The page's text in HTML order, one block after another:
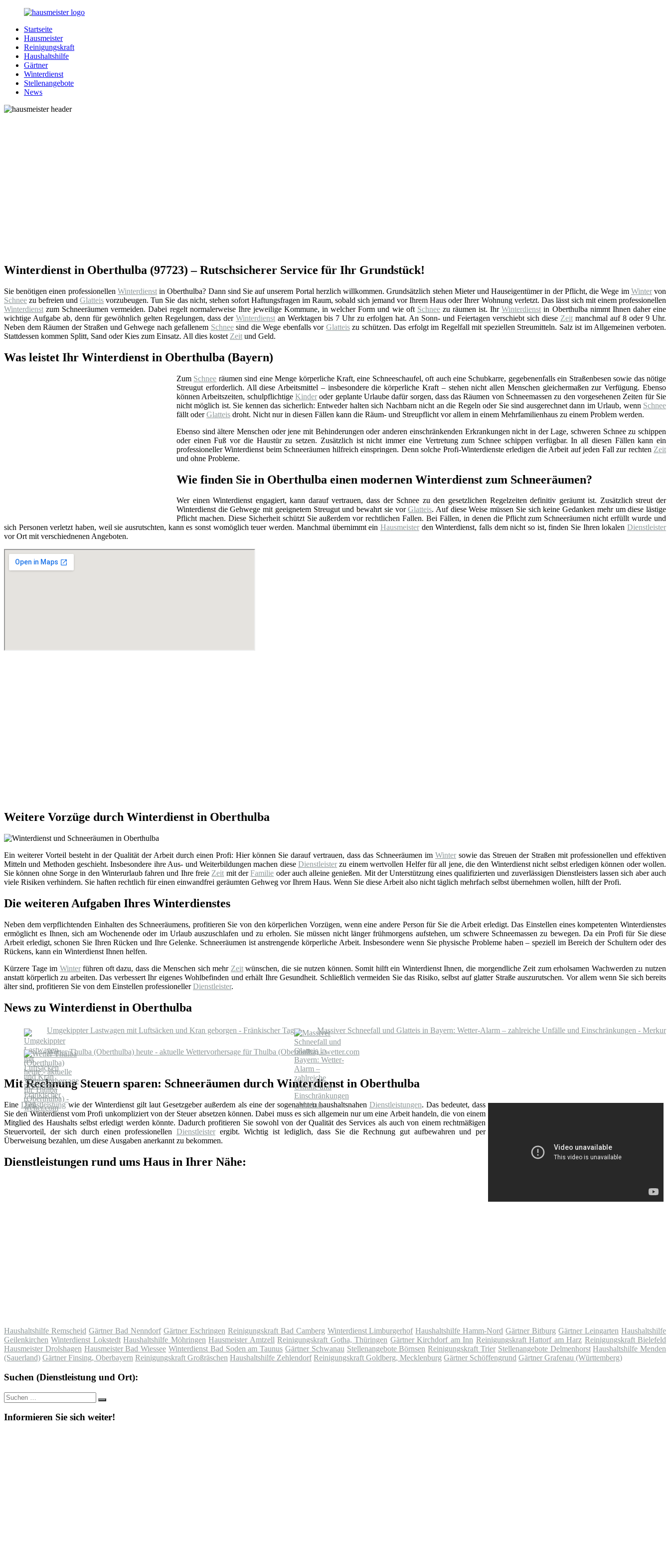
Zurück
Inhalt
Hausmeister.de
Alles
rund
Ihren
Haushalt
Startseite
Hausmeister
Reinigungskraft
Haushaltshilfe
Gärtner
Winterdienst
Stellenangebote
News
Winterdienst in Oberthulba (97723) – Rutschsicherer Service für Ihr Grundstück!
Sie benötigen einen professionellen Winterdienstin Oberthulba? Dann sind Sie auf unserem Portal herzlich willkommen. Grundsätzlich stehen Mieter und Hauseigentümer in der Pflicht, die Wege im Wintervon
Schnee zu befreien undGlatteis vorzubeugen. Tun Sie das nicht, stehen sofort Haftungsfragen im Raum, sobald sich jemand vor Ihrem Haus oder Ihrer Wohnung verletzt. Das lässt sich mit einem professionellen
Winterdienst zum Schneeräumen vermeiden. Dabei regelt normalerweise Ihre jeweilige Kommune, in welcher Form und wie oft Schneezu räumen ist. IhrWinterdienst in Oberthulba nimmt Ihnen daher eine
wichtige Aufgabe ab, denn für gewöhnlich gelten Regelungen, dass der Winterdienst an Werktagen bis 7 Uhr zu erfolgen hat. An Sonn- und Feiertagen verschiebt sich diese Zeit manchmal auf 8 oder 9 Uhr.
Neben dem Räumen der Straßen und Gehwege nach gefallenem Schneesind die Wege ebenfalls vor Glatteiszu schützen. Das erfolgt im Regelfall mit speziellen Streumitteln. Salz ist im Allgemeinen verboten.
Stattdessen kommen Splitt, Sand oder Kies zum Einsatz. All dies kostet Zeit und Geld.
Was leistet Ihr Winterdienst in Oberthulba (Bayern)
Zum Schnee räumen sind eine Menge körperliche Kraft, eine Schneeschaufel, oft auch eine Schubkarre, gegebenenfalls ein Straßenbesen sowie das nötige
Streugut erforderlich. All diese Arbeitsmittel – insbesondere die körperliche Kraft – stehen nicht allen Menschen gleichermaßen zur Verfügung. Ebenso
können Arbeitszeiten, schulpflichtige Kinderoder geplante Urlaube dafür sorgen, dass das Räumen von Schneemassen zu den vorgesehenen Zeiten für Sie
nicht möglich ist. Sie kennen das sicherlich: Entweder halten sich Nachbarn nicht an die Regeln oder Sie sind ausgerechnet dann im Urlaub, wenn Schnee
fällt oderGlatteis droht. Nicht nur in diesen Fällen kann die Räum- und Streupflicht vor allem in einem Mehrfamilienhaus zu einem Problem werden.
Ebenso sind ältere Menschen oder jene mit Behinderungen oder anderen einschränkenden Erkrankungen nicht in der Lage, schweren Schnee zu schippen
oder einen Fuß vor die Haustür zu setzen. Zusätzlich ist nicht immer eine Vertretung zum Schnee schippen verfügbar. In all diesen Fällen kann ein
professioneller Winterdienst beim Schneeräumen hilfreich einspringen. Denn solche Profi-Winterdienste erledigen die Arbeit auf jeden Fall zur rechten Zeit
und ohne Probleme.
Wie finden Sie in Oberthulba einen modernen Winterdienst zum Schneeräumen?
Wer einen Winterdienst engagiert, kann darauf vertrauen, dass der Schnee zu den gesetzlichen Regelzeiten definitiv geräumt ist. Zusätzlich streut der
Winterdienst die Gehwege mit geeignetem Streugut und bewahrt sie vorGlatteis. Auf diese Weise müssen Sie sich keine Gedanken mehr um diese lästige
Pflicht machen. Diese Sicherheit schützt Sie außerdem vor rechtlichen Fallen. Bei Fällen, in denen die Pflicht zum Schneeräumen nicht erfüllt wurde und
sich Personen verletzt haben, weil sie ausrutschten, kann es sonst womöglich teuer werden. Manchmal übernimmt ein Hausmeisterden Winterdienst, falls dem nicht so ist, finden Sie Ihren lokalenDienstleister
vor Ort mit verschiednenen Angeboten.
Weitere Vorzüge durch Winterdienst in Oberthulba
Ein weiterer Vorteil besteht in der Qualität der Arbeit durch einen Profi: Hier können Sie darauf vertrauen, dass das Schneeräumen im Winter sowie das Streuen der Straßen mit professionellen und effektiven
Mitteln und Methoden geschieht. Insbesondere ihre Aus- und Weiterbildungen machen dieseDienstleister zu einem wertvollen Helfer für all jene, die den Winterdienst nicht selbst erledigen können oder wollen.
Sie können ohne Sorge in den Winterurlaub fahren und Ihre freie Zeit mit derFamilie oder auch alleine genießen. Mit der Unterstützung eines qualifizierten und zuverlässigen Dienstleisters lassen sich aber auch
viele Risiken verhindern. Sie haften rechtlich für einen einwandfrei geräumten Gehweg vor Ihrem Haus. Wenn Sie diese Arbeit also nicht täglich mehrfach selbst übernehmen wollen, hilft der Profi.
Die weiteren Aufgaben Ihres Winterdienstes
Neben dem verpflichtenden Einhalten des Schneeräumens, profitieren Sie von den körperlichen Vorzügen, wenn eine andere Person für Sie die Arbeit erledigt. Das Einstellen eines kompetenten Winterdienstes
ermöglicht es Ihnen, sich am Wochenende oder im Urlaub auszuschlafen und zu erholen. Sie müssen nicht länger frühmorgens aufstehen, um schwere Schneemassen zu bewegen. Da ein Profi für Sie diese
Arbeit erledigt, schonen Sie Ihren Rücken und Ihre Gelenke. Schneeräumen ist anstrengende körperliche Arbeit. Insbesondere wenn Sie physische Probleme haben – speziell im Bereich der Schultern oder des
Rückens, kann ein Winterdienst Ihnen helfen.
Kürzere Tage im Winterführen oft dazu, dass die Menschen sich mehr Zeitwünschen, die sie nutzen können. Somit hilft ein Winterdienst Ihnen, die morgendliche Zeit zum erholsamen Wachwerden zu nutzen
anstatt körperlich zu arbeiten. Das verbessert Ihr eigenes Wohlbefinden und erhält Ihre Gesundheit. Schließlich vermeiden Sie das Risiko, selbst auf glatter Straße auszurutschen. Vor allem wenn Sie sich bereits
älter sind, profitieren Sie von dem Einstellen professionellerDienstleister.
News zu Winterdienst in Oberthulba
Umgekippter Lastwagen mit Luftsäcken und Kran geborgen - Fränkischer Tag Massiver Schneefall und Glatteis in Bayern: Wetter-Alarm – zahlreiche Unfälle und Einschränkungen - Merkur
Wetter Thulba (Oberthulba) heute - aktuelle Wettervorhersage für Thulba (Oberthulba) - wetter.com
Mit Rechnung Steuern sparen: Schneeräumen durch Winterdienst in Oberthulba
EineDienstleistungwie der Winterdienst gilt laut Gesetzgeber außerdem als eine der sogenannten haushaltsnahen Dienstleistungen. Das bedeutet, dass
Sie den Winterdienst vom Profi unkompliziert von der Steuer absetzen können. Dabei muss es sich allgemein nur um eine Arbeit handeln, die von einem
Mitglied des Haushalts selbst erledigt werden könnte. Dadurch profitieren Sie sowohl von der Qualität des Services als auch von einem rechtmäßigen
Steuervorteil, der sich durch einen professionellen Dienstleister ergibt. Wichtig ist lediglich, dass Sie die Rechnung gut aufbewahren und per
Überweisung bezahlen, um diese Ausgaben anerkannt zu bekommen.
Dienstleistungen rund ums Haus in Ihrer Nähe:
Haushaltshilfe Remscheid Gärtner Bad Nenndorf Gärtner Eschringen Reinigungskraft Bad Camberg Winterdienst Limburgerhof Haushaltshilfe Hamm-Nord Gärtner Bitburg Gärtner Leingarten Haushaltshilfe
Geilenkirchen Winterdienst Lokstedt Haushaltshilfe Möhringen Hausmeister Amtzell Reinigungskraft Gotha, Thüringen Gärtner Kirchdorf am Inn Reinigungskraft Hattorf am Harz Reinigungskraft Bielefeld
Hausmeister Drolshagen Hausmeister Bad Wiessee Winterdienst Bad Soden am Taunus Gärtner Schwanau Stellenangebote Börnsen Reinigungskraft Trier Stellenangebote Delmenhorst Haushaltshilfe Menden
(Sauerland) Gärtner Finsing, Oberbayern Reinigungskraft Großräschen Haushaltshilfe Zehlendorf Reinigungskraft Goldberg, Mecklenburg Gärtner Schöffengrund Gärtner Grafenau (Württemberg)
Suchen (Dienstleistung und Ort):
Suche
nach:
Suchen
Informieren Sie sich weiter!